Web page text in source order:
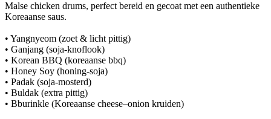
Malse chicken drums, perfect bereid en gecoat met een authentieke
Koreaanse saus.
• Yangnyeom (zoet & licht pittig)
• Ganjang (soja-knoflook)
• Korean BBQ (koreaanse bbq)
• Honey Soy (honing-soja)
• Padak (soja-mosterd)
• Buldak (extra pittig)
• Bburinkle (Koreaanse cheese–onion kruiden)